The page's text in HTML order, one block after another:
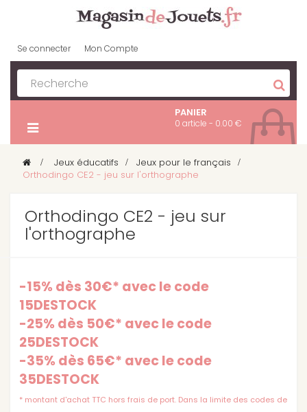
Se connecter Mon Compte
PANIER
0 article - 0.00 €
> Jeux éducatifs > Jeux pour le français >
Orthodingo CE2 - jeu sur l'orthographe
Orthodingo CE2 - jeu sur
l'orthographe
-15% dès 30€* avec le code
15DESTOCK
-25% dès 50€* avec le code
25DESTOCK
-35% dès 65€* avec le code
35DESTOCK
* montant d'achat TTC hors frais de port. Dans la limite des codes de